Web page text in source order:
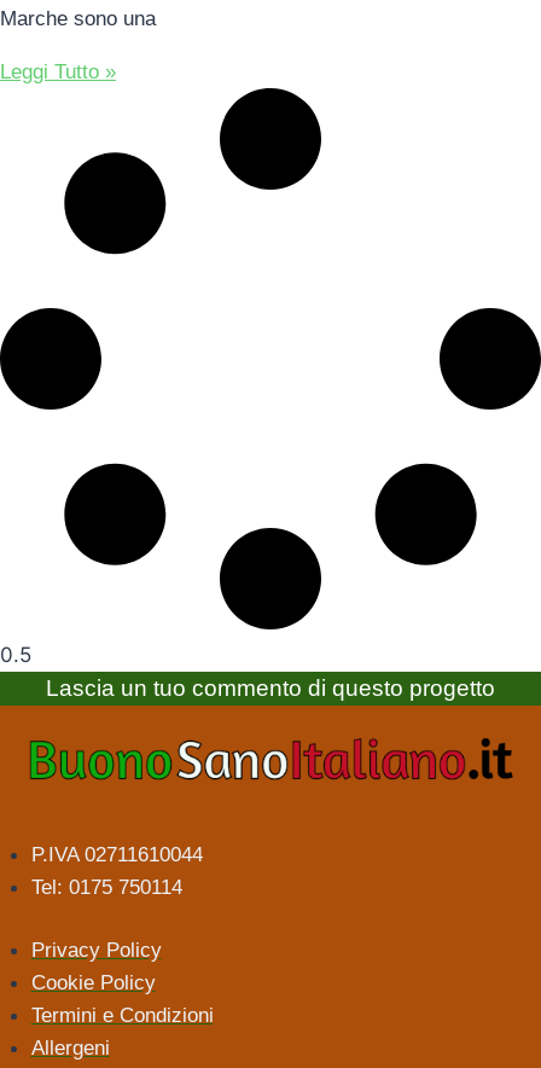
Marche sono una
Leggi Tutto »
Lascia un tuo commento di questo progetto
P.IVA 02711610044
Tel: 0175 750114
Privacy Policy
Cookie Policy
Termini e Condizioni
Allergeni